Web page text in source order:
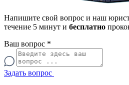
Напишите свой вопрос и наш
течение 5 минут и бесплатно
Ваш вопрос *
Задать вопрос